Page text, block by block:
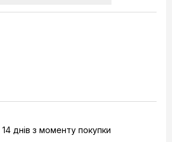
днів з моменту покупки